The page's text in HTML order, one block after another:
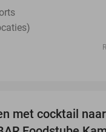
met cocktail